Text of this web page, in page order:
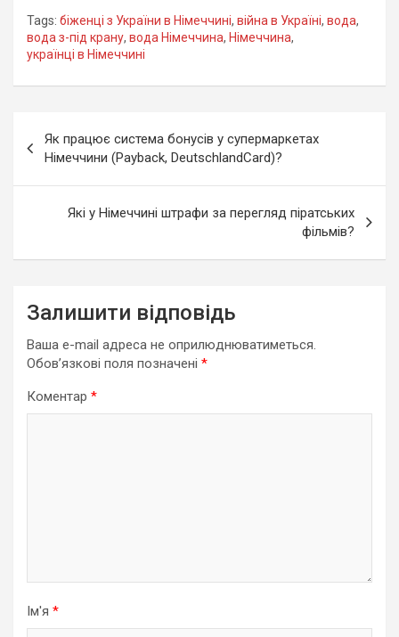
Tags: біженці з України в Німеччині, війна в Україні, вода,
вода з-під крану, вода Німеччина, Німеччина,
українці в Німеччині
записів
Як працює система бонусів у супермаркетах
Німеччини (Payback, DeutschlandCard)?
Які у Німеччині штрафи за перегляд піратських
фільмів?
Залишити відповідь
Ваша e-mail адреса не оприлюднюватиметься.
Обов’язкові поля позначені *
Коментар *
Ім'я *